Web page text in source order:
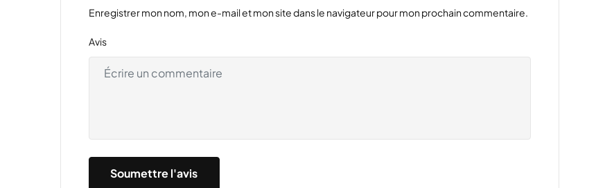
Enregistrer mon nom, mon e-mail et mon site dans le navigateur pour mon prochain commentaire.
Avis